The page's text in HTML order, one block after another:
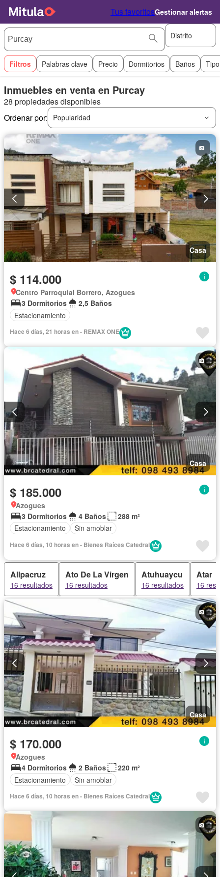
Tus favoritosGestionar alertas
Distrito
Filtros Palabras clave Precio Dormitorios Baños
Inmuebles en venta en Purcay
28 propiedades disponibles
Ordenar por:
Popularidad
Casa
$ 114.000
Centro Parroquial Borrero, Azogues
3 Dormitorios
2,5 Baños
Estacionamiento
Hace 6 días, 21 horas en - REMAX ONE
Casa
$ 185.000
Azogues
3 Dormitorios
4 Baños
288 m²
Estacionamiento
Sin amoblar
Hace 6 días, 10 horas en - Bienes Raíces Catedral
Allpacruz
16 resultados
Ato De La Virgen
16 resultados
Atuhuaycu
16 resultados
Atar
16
Casa
$ 170.000
Azogues
4 Dormitorios
2 Baños
220 m²
Estacionamiento
Sin amoblar
Hace 6 días, 10 horas en - Bienes Raíces Catedral